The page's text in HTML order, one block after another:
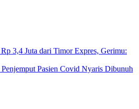
3,4 Juta dari Timor Expres, Gerimu:
Penjemput Pasien Covid Nyaris Dibunuh